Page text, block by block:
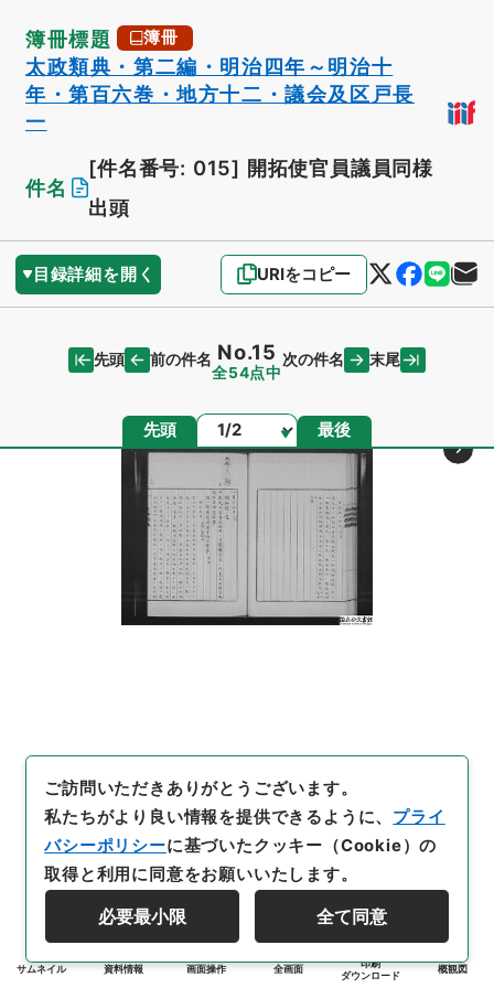
簿冊標題 簿冊
太政類典・第二編・明治四年～明治十
年・第百六巻・地方十二・議会及区戸長
一
件名
[件名番号: 015] 開拓使官員議員同様
出頭
目録詳細を開く URIをコピー
先頭 前の件名 No.15
全54点中
次の件名 末尾
先頭 ページ 最後
サムネイル 資料情報 画面操作 全画面
印刷
ダウンロード
概観図
ご訪問いただきありがとうございます。
私たちがより良い情報を提供できるように、 プライ
バシーポリシーに基づいたクッキー（Cookie）の
取得と利用に同意をお願いいたします。
必要最小限 全て同意